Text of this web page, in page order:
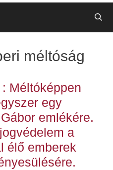
méltóság
Méltóképpen
egy
emlékére.
a
élő emberek